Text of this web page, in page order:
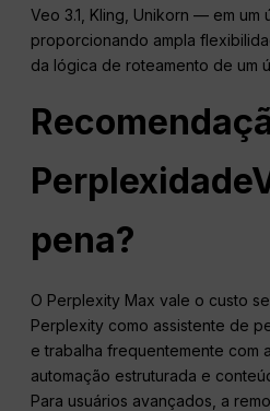
Veo 3.1, Kling, Unikorn — em um
proporcionando ampla
da lógica de roteamento de um
Perplexidade
pena?
O Perplexity Max vale o custo
Perplexity como assistente de
e trabalha frequentemente com
automação estruturada e
Para usuários avançados, a